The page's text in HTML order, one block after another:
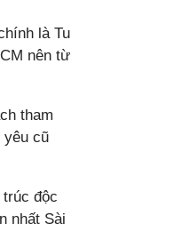
là Tu
nên từ
tham
yêu cũ
trúc độc
nhất Sài